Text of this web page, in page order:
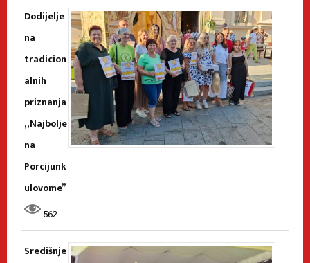
Dodijelje
na
tradicion
alnih
priznanja
„Najbolje
na
Porcijunk
ulovome”
562
Središnje